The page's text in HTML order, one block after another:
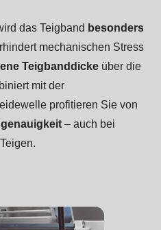
das Teigband besonders
mechanischen Stress
Teigbanddicke über die
mit der
profitieren Sie von
– auch bei